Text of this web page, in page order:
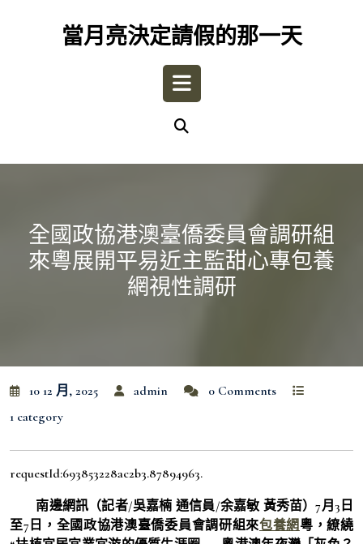
當月亮決定請假的那一天
Open
全國政協港澳臺僑委員會調研組
來粵展開平易近主監甜心專包養
網視性調研
10 12 月, 2025 admin
0 Comments
1 category
requestId:693853228ac2b3.87894963.
南邊網訊（記者/吳嘉楠 通信員/余嘉敏 黃秀苗）7月3日
至7日，全國政協港澳臺僑委員會調研組來包養網 粵，繚繞